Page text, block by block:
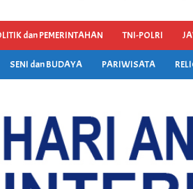
dan PEMERINTAHAN TNI-POLRI
SENI dan BUDAYA PARIWISATA